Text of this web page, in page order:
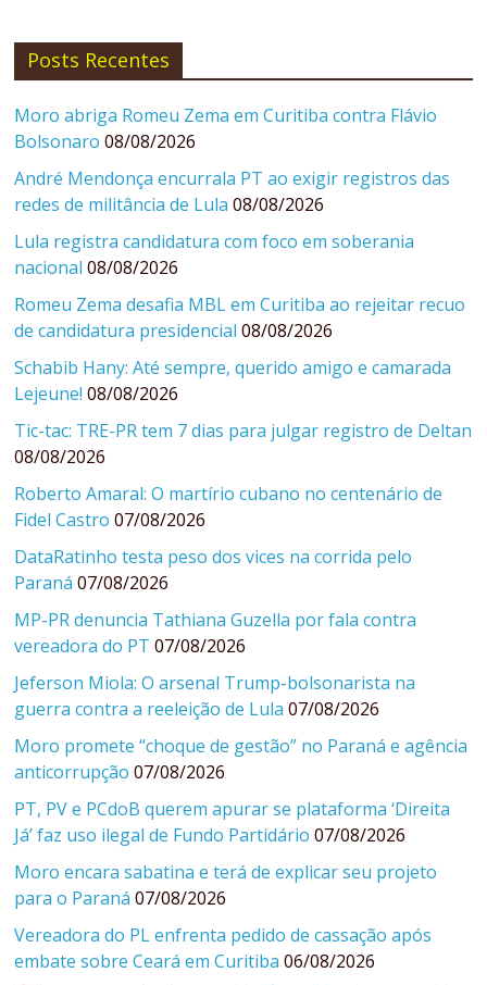
Posts Recentes
Moro abriga Romeu Zema em Curitiba contra Flávio
Bolsonaro 08/08/2026
André Mendonça encurrala PT ao exigir registros das
redes de militância de Lula 08/08/2026
Lula registra candidatura com foco em soberania
nacional 08/08/2026
Romeu Zema desafia MBL em Curitiba ao rejeitar recuo
de candidatura presidencial 08/08/2026
Schabib Hany: Até sempre, querido amigo e camarada
Lejeune! 08/08/2026
Tic-tac: TRE-PR tem 7 dias para julgar registro de Deltan
08/08/2026
Roberto Amaral: O martírio cubano no centenário de
Fidel Castro 07/08/2026
DataRatinho testa peso dos vices na corrida pelo
Paraná 07/08/2026
MP-PR denuncia Tathiana Guzella por fala contra
vereadora do PT 07/08/2026
Jeferson Miola: O arsenal Trump-bolsonarista na
guerra contra a reeleição de Lula 07/08/2026
Moro promete “choque de gestão” no Paraná e agência
anticorrupção 07/08/2026
PT, PV e PCdoB querem apurar se plataforma ‘Direita
Já’ faz uso ilegal de Fundo Partidário 07/08/2026
Moro encara sabatina e terá de explicar seu projeto
para o Paraná 07/08/2026
Vereadora do PL enfrenta pedido de cassação após
embate sobre Ceará em Curitiba 06/08/2026